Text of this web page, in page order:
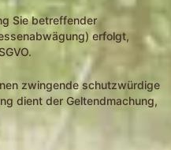
Sie betreffender
erfolgt,
zwingende schutzwürdige
dient der Geltendmachung,